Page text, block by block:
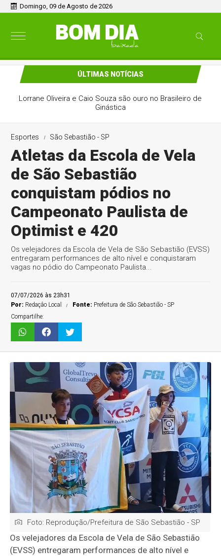
Domingo, 09 de Agosto de 2026
ÚLTIMAS NOTÍCIAS
Lorrane Oliveira e Caio Souza são ouro no Brasileiro de
Ginástica
Esportes São Sebastião - SP
Atletas da Escola de Vela
de São Sebastião
conquistam pódios no
Campeonato Paulista de
Optimist e 420
Os velejadores da Escola de Vela de São Sebastião (EVSS)
entregaram performances de alto nível e conquistaram
vagas no pódio do Campeonato Paulista...
07/07/2026 às 23h31
Por: Redaçâo Local Fonte: Prefeitura de São Sebastião - SP
Compartilhe:
Foto: Reprodução/Prefeitura de São Sebastião - SP
Os velejadores da Escola de Vela de São Sebastião
(EVSS) entregaram performances de alto nível e